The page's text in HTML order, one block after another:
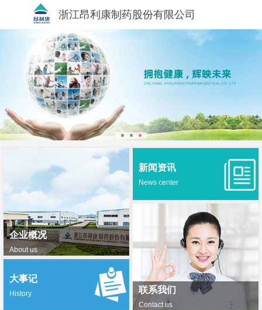
浙江昂利康制药股份有限公司
企业概况
About us
新闻资讯
News center
联系我们
Contact us
大事记
History